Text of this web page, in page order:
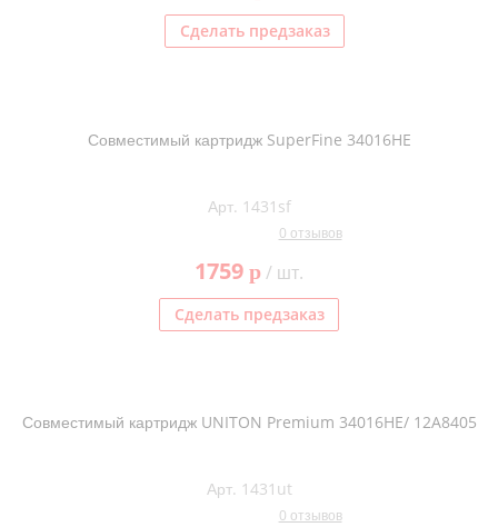
Сделать предзаказ
Совместимый картридж SuperFine 34016HE
Арт. 1431sf
0 отзывов
1759 p/ шт.
Сделать предзаказ
Совместимый картридж UNITON Premium 34016HE/ 12A8405
Арт. 1431ut
0 отзывов